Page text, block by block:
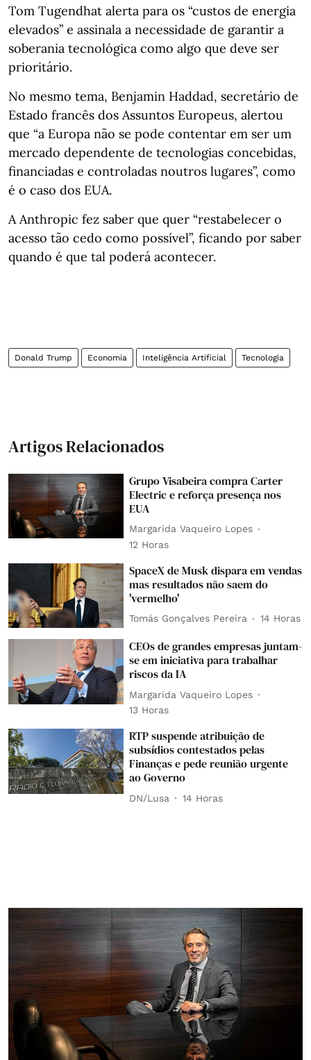
Tom Tugendhat alerta para os “custos de energia
elevados” e assinala a necessidade de garantir a
soberania tecnológica como algo que deve ser
prioritário.
No mesmo tema, Benjamin Haddad, secretário de
Estado francês dos Assuntos Europeus, alertou
que “a Europa não se pode contentar em ser um
mercado dependente de tecnologias concebidas,
financiadas e controladas noutros lugares”, como
é o caso dos EUA.
A Anthropic fez saber que quer “restabelecer o
acesso tão cedo como possível”, ficando por saber
quando é que tal poderá acontecer.
Donald Trump Economia Inteligência Artificial Tecnologia
Artigos Relacionados
Grupo Visabeira compra Carter
Electric e reforça presença nos
EUA
Margarida Vaqueiro Lopes
12 Horas
SpaceX de Musk dispara em vendas
mas resultados não saem do
'vermelho'
Tomás Gonçalves Pereira 14 Horas
CEOs de grandes empresas juntam-
se em iniciativa para trabalhar
riscos da IA
Margarida Vaqueiro Lopes
13 Horas
RTP suspende atribuição de
subsídios contestados pelas
Finanças e pede reunião urgente
ao Governo
DN/Lusa 14 Horas